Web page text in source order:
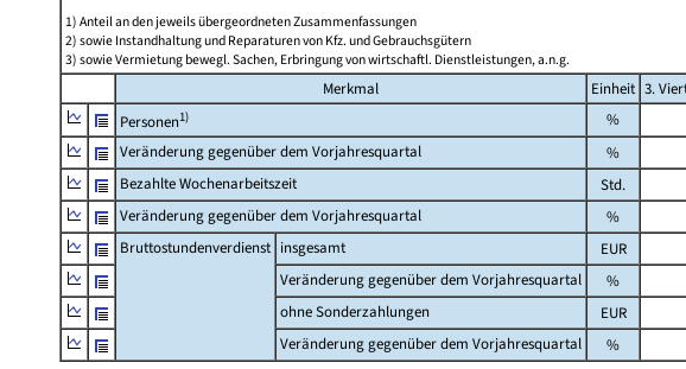
1) Anteil an den jeweils übergeordneten Zusammenfassungen
2) sowie Instandhaltung und Reparaturen von Kfz. und Gebrauchsgütern
3) sowie Vermietung bewegl. Sachen, Erbringung von wirtschaftl. Dienstleistungen, a.n.g.
Merkmal Einheit 3.
Personen1) %
Veränderung gegenüber dem Vorjahresquartal
%
Bezahlte Wochenarbeitszeit
Std.
Veränderung gegenüber dem Vorjahresquartal
%
Bruttostundenverdienst insgesamt EUR
Veränderung gegenüber dem Vorjahresquartal
%
ohne Sonderzahlungen
EUR
Veränderung gegenüber dem Vorjahresquartal
%